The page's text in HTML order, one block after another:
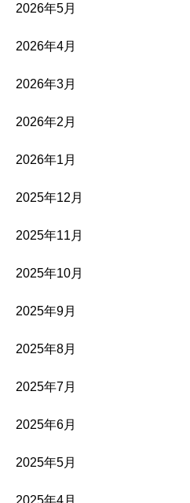
2026年5月
2026年4月
2026年3月
2026年2月
2026年1月
2025年12月
2025年11月
2025年10月
2025年9月
2025年8月
2025年7月
2025年6月
2025年5月
2025年4月